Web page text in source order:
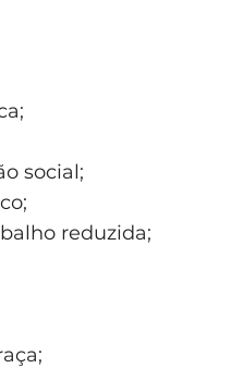
social;
reduzida;